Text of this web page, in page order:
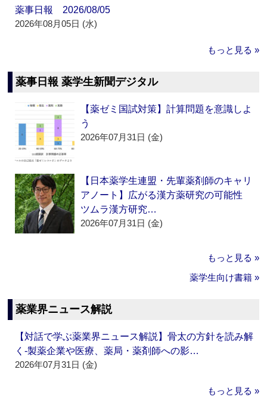
薬事日報 2026/08/05
2026年08月05日 (水)
もっと見る »
薬事日報 薬学生新聞デジタル
【薬ゼミ国試対策】計算問題を意識しよ
う
2026年07月31日 (金)
【日本薬学生連盟・先輩薬剤師のキャリ
アノート】広がる漢方薬研究の可能性
ツムラ漢方研究…
2026年07月31日 (金)
もっと見る »
薬学生向け書籍 »
薬業界ニュース解説
【対話で学ぶ薬業界ニュース解説】骨太の方針を読み解
く‐製薬企業や医療、薬局・薬剤師への影…
2026年07月31日 (金)
もっと見る »